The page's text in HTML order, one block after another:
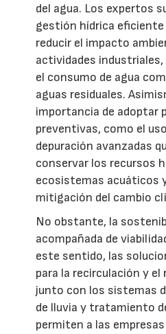
del agua. Los expertos
gestión hídrica eficiente
reducir el impacto
actividades
el consumo de agua
aguas residuales.
importancia de adoptar
preventivas, como el
depuración avanzadas
conservar los recursos
ecosistemas acuáticos
mitigación del cambio
No obstante, la
acompañada de
este sentido, las
para la recirculación y el
junto con los sistemas
de lluvia y tratamiento
permiten a las